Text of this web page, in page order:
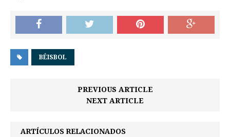
BÉISBOL
PREVIOUS ARTICLE
NEXT ARTICLE
ARTÍCULOS RELACIONADOS